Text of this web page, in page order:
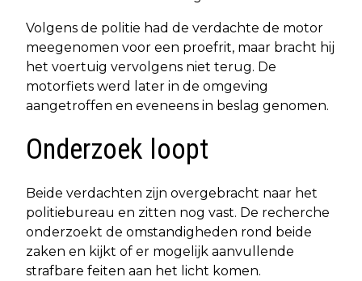
Volgens de politie had de verdachte de motor
meegenomen voor een proefrit, maar bracht hij
het voertuig vervolgens niet terug. De
motorfiets werd later in de omgeving
aangetroffen en eveneens in beslag genomen.
Onderzoek loopt
Beide verdachten zijn overgebracht naar het
politiebureau en zitten nog vast. De recherche
onderzoekt de omstandigheden rond beide
zaken en kijkt of er mogelijk aanvullende
strafbare feiten aan het licht komen.